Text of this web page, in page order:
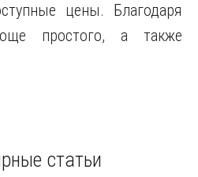
цены. Благодаря
простого, а также
статьи